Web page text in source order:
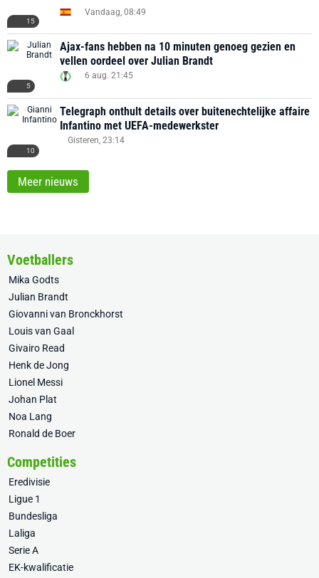
15
Vandaag, 08:49
5
Ajax-fans hebben na 10 minuten genoeg gezien en
vellen oordeel over Julian Brandt
6 aug. 21:45
10
Telegraph onthult details over buitenechtelijke affaire
Infantino met UEFA-medewerkster
Gisteren, 23:14
Meer nieuws
Voetballers
Mika Godts
Julian Brandt
Giovanni van Bronckhorst
Louis van Gaal
Givairo Read
Henk de Jong
Lionel Messi
Johan Plat
Noa Lang
Ronald de Boer
Competities
Eredivisie
Ligue 1
Bundesliga
Laliga
Serie A
EK-kwalificatie